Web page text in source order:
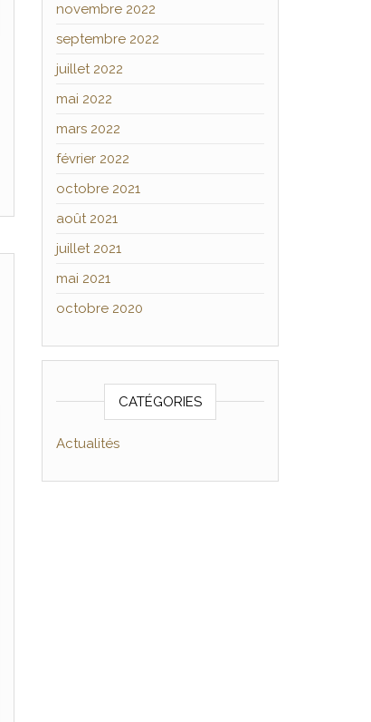
novembre 2022
septembre 2022
juillet 2022
mai 2022
mars 2022
février 2022
octobre 2021
août 2021
juillet 2021
mai 2021
octobre 2020
CATÉGORIES
Actualités